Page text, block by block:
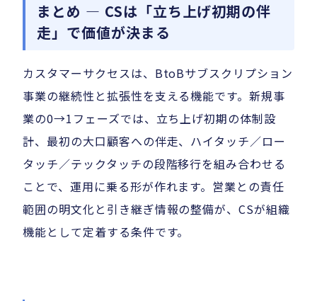
まとめ — CSは「立ち上げ初期の伴
走」で価値が決まる
カスタマーサクセスは、BtoBサブスクリプション
事業の継続性と拡張性を支える機能です。新規事
業の0→1フェーズでは、立ち上げ初期の体制設
計、最初の大口顧客への伴走、ハイタッチ／ロー
タッチ／テックタッチの段階移行を組み合わせる
ことで、運用に乗る形が作れます。営業との責任
範囲の明文化と引き継ぎ情報の整備が、CSが組織
機能として定着する条件です。